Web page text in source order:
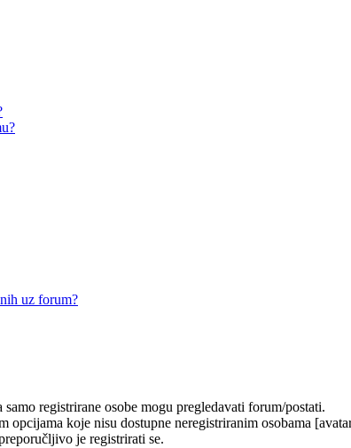
uz forum?
registrirane osobe mogu pregledavati forum/postati.
koje nisu dostupne neregistriranim osobama
je registrirati se.